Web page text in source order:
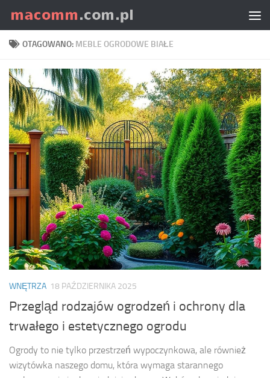
Skip to content
OTAGOWANO: MEBLE OGRODOWE BIAŁE
WNĘTRZA 18 PAŹDZIERNIKA 2025
Przegląd rodzajów ogrodzeń i ochrony dla
trwałego i estetycznego ogrodu
Ogrody to nie tylko przestrzeń wypoczynkowa, ale również
wizytówka naszego domu, która wymaga starannego